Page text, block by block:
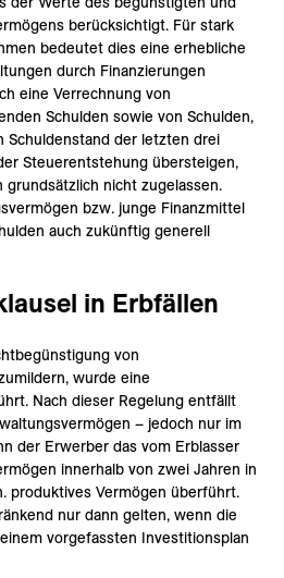
berücksichtigt. Für stark
bedeutet dies eine erhebliche
durch Finanzierungen
eine Verrechnung von
Schulden sowie von Schulden,
Schuldenstand der letzten drei
Steuerentstehung übersteigen,
nicht zugelassen.
bzw. junge Finanzmittel
auch zukünftig generell
in Erbfällen
von
wurde eine
Nach dieser Regelung entfällt
– jedoch nur im
der Erwerber das vom Erblasser
innerhalb von zwei Jahren in
produktives Vermögen überführt.
nur dann gelten, wenn die
vorgefassten Investitionsplan